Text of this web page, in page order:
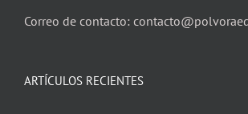
Correo de contacto:
ARTÍCULOS RECIENTES